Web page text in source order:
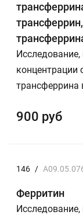
концентрации
трансферрина
900 руб
146 /
Ферритин